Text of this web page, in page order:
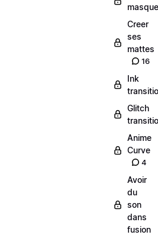
Creer
ses
mattes
16
Ink
Glitch
Anime
Curve
4
Avoir
du
son
dans
fusion